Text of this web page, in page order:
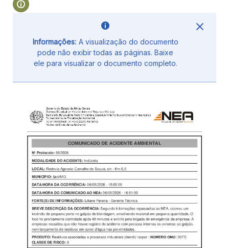
Informações: A visualização do documento
pode não exibir todas as páginas. Baixe
ele para visualizar o documento completo.